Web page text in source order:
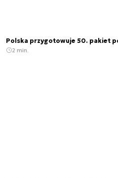
Polska przygotowuje 50. pakiet
2 min.